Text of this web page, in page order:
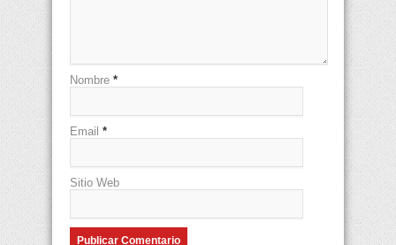
Nombre *
Email *
Sitio Web